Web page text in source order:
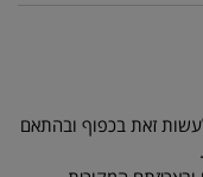
זאת בכפוף ובהתאם